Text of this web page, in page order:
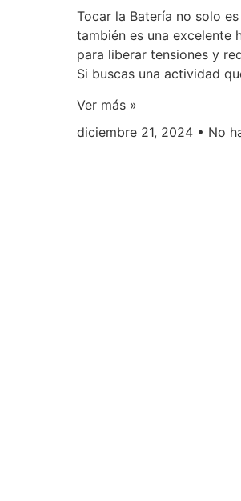
Tocar la Batería no solo
también es una excelente
para liberar tensiones y
Si buscas una actividad
Ver más »
diciembre 21, 2024
No